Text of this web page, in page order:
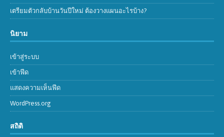
เตรียมตัวกลับบ้านวันปีใหม่ ต้องวางแผนอะไรบ้าง?
นิยาม
เข้าสู่ระบบ
เข้าฟีด
แสดงความเห็นฟีด
WordPress.org
สถิติ